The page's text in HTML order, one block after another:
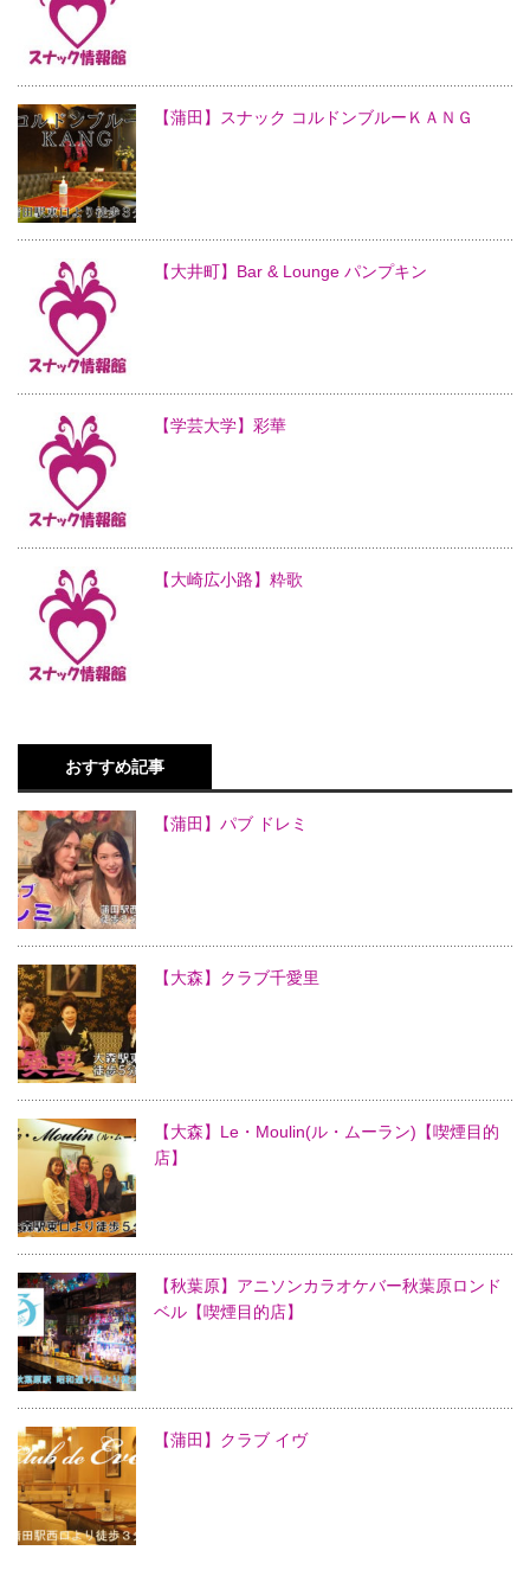
【蒲田】スナック コルドンブルーＫＡＮＧ
【大井町】Bar & Lounge パンプキン
【学芸大学】彩華
【大崎広小路】粋歌
おすすめ記事
【蒲田】パブ ドレミ
【大森】クラブ千愛里
【大森】Le・Moulin(ル・ムーラン)【喫煙目的
店】
【秋葉原】アニソンカラオケバー秋葉原ロンド
ベル【喫煙目的店】
【蒲田】クラブ イヴ